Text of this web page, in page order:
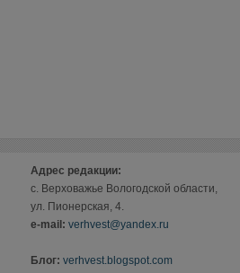
Адрес редакции:
с. Верховажье Вологодской области,
ул. Пионерская, 4.
е-mail: verhvest@yandex.ru
Блог: verhvest.blogspot.com